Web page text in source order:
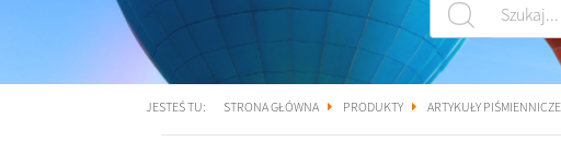
JESTEŚ TU: STRONA GŁÓWNA PRODUKTY ARTYKUŁY PIŚMIENNICZE